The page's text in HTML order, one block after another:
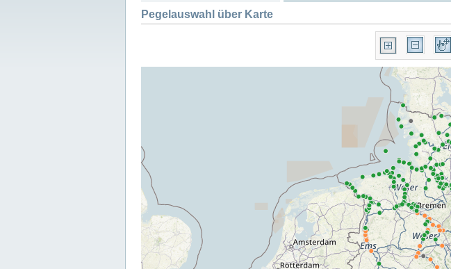
Pegelauswahl über Karte